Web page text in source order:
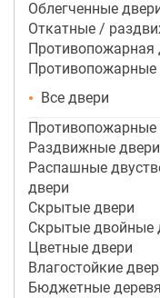
Облегченные
Откатные /
Противопожарная
Противопожарные
Все двери
Противопожарные
Раздвижные двери
Распашные
двери
Скрытые двери
Скрытые двойные
Цветные двери
Влагостойкие
Бюджетные